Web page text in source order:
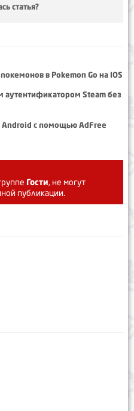
статья?
в Pokemon Go на IOS
аутентификатором Steam без
Android с помощью AdFree
Гости, не могут
публикации.